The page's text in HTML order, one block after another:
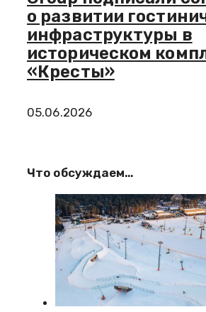
о развитии
инфраструктуры в
историческом
«Кресты»
05.06.2026
Что обсуждаем…